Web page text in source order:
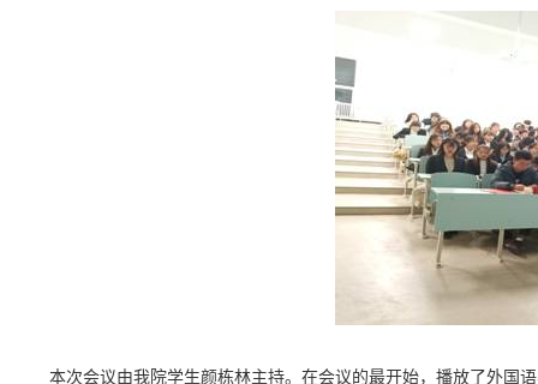
本次会议由我院学生颜栋林主持。在会议的最开始，播放了外国